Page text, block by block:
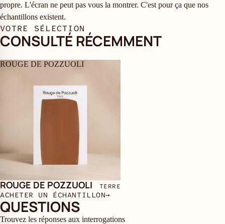
propre. L'écran ne peut pas vous la montrer. C'est pour ça que nos
échantillons existent.
VOTRE SÉLECTION
CONSULTÉ RÉCEMMENT
ROUGE DE POZZUOLI
ROUGE DE POZZUOLI TERRE
ACHETER UN ÉCHANTILLON→
QUESTIONS
Trouvez les réponses aux interrogations